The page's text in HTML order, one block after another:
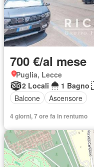
700 €/al mese
Puglia, Lecce
2 Locali
1 Bagno
Balcone
Ascensore
4 giorni, 7 ore fa in rentumo